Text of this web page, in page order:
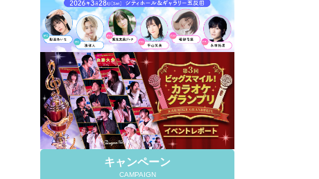
キャンペーン
CAMPAIGN